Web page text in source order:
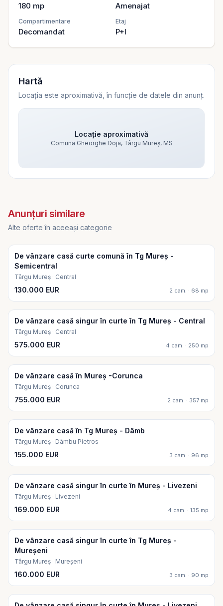
180 mp Amenajat
Compartimentare
Decomandat
Etaj
P+I
Hartă
Locația este aproximativă, în funcție de datele din anunț.
Locație aproximativă
Comuna Gheorghe Doja, Târgu Mureș, MS
Vezi harta
Anunțuri similare
Alte oferte în aceeași categorie
De vânzare casă curte comună în Tg Mureș -
Semicentral
Târgu Mureș · Central
130.000 EUR 2 cam. · 68 mp
De vânzare casă singur în curte în Tg Mureș - Central
Târgu Mureș · Central
575.000 EUR 4 cam. · 250 mp
De vânzare casă în Mureș -Corunca
Târgu Mureș · Corunca
755.000 EUR 2 cam. · 357 mp
De vânzare casă în Tg Mureș - Dâmb
Târgu Mureș · Dâmbu Pietros
155.000 EUR 3 cam. · 96 mp
De vânzare casă singur în curte în Mureș - Livezeni
Târgu Mureș · Livezeni
169.000 EUR 4 cam. · 135 mp
De vânzare casă singur în curte în Tg Mureș -
Mureșeni
Târgu Mureș · Mureșeni
160.000 EUR 3 cam. · 90 mp